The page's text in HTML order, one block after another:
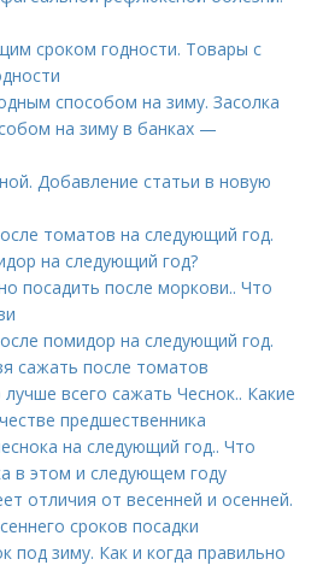
сроком годности. Товары с
способом на зиму. Засолка
на зиму в банках —
Добавление статьи в новую
томатов на следующий год.
на следующий год?
посадить после моркови.. Что
помидор на следующий год.
сажать после томатов
лучше всего сажать Чеснок.. Какие
предшественника
на следующий год.. Что
в этом и следующем году
отличия от весенней и осенней.
сроков посадки
под зиму. Как и когда правильно